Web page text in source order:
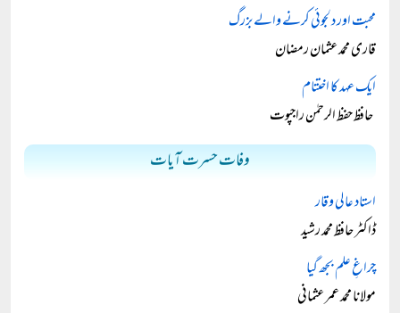
محبت اور دلجوئی کرنے والے بزرگ
قاری محمد عثمان رمضان
ایک عہد کا اختتام
حافظ حفظ الرحمٰن راجپوت
وفات حسرت آیات
استاد عالی وقار
ڈاکٹر حافظ محمد رشید
چراغِ علم بجھ گیا
مولانا محمد عمر عثمانی